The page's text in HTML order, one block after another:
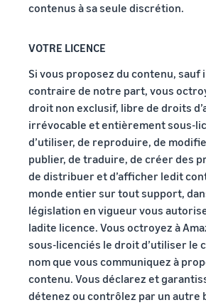
contenus à sa seule discrétion.
VOTRE LICENCE
Si vous proposez du contenu, sauf
contraire de notre part, vous
droit non exclusif, libre de droits
irrévocable et entièrement sous-
d’utiliser, de reproduire, de
publier, de traduire, de créer des
de distribuer et d’afficher ledit
monde entier sur tout support,
législation en vigueur vous
ladite licence. Vous octroyez à
sous-licenciés le droit d’utiliser le
nom que vous communiquez à
contenu. Vous déclarez et
détenez ou contrôlez par un autre